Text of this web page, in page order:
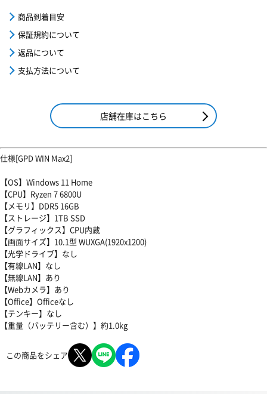
商品到着目安
保証規約について
返品について
支払方法について
店舗在庫はこちら
仕様[GPD WIN Max2]
【OS】Windows 11 Home
【CPU】Ryzen 7 6800U
【メモリ】DDR5 16GB
【ストレージ】1TB SSD
【グラフィックス】CPU内蔵
【画面サイズ】10.1型 WUXGA(1920x1200)
【光学ドライブ】なし
【有線LAN】なし
【無線LAN】あり
【Webカメラ】あり
【Office】Officeなし
【テンキー】なし
【重量（バッテリー含む）】約1.0kg
この商品をシェア